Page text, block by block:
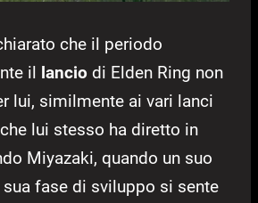
che il periodo
il lancio di Elden Ring non
lui, similmente ai vari lanci
lui stesso ha diretto in
Miyazaki, quando un suo
fase di sviluppo si sente